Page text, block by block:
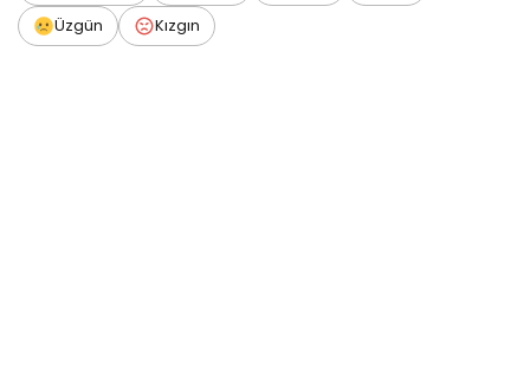
Üzgün
Kızgın